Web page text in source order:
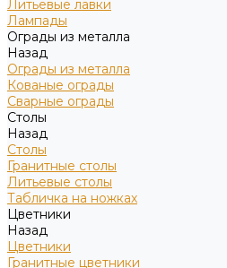
Литьевые лавки
Лампады
Ограды из металла
Назад
Ограды из металла
Кованые ограды
Сварные ограды
Столы
Назад
Столы
Гранитные столы
Литьевые столы
Табличка на ножках
Цветники
Назад
Цветники
Гранитные цветники